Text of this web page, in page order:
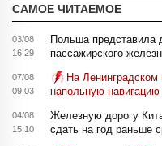
САМОЕ ЧИТАЕМОЕ
03/08
16:29
Польша представила
пассажирского
07/08
09:03
На Ленинградском
напольную навигацию
04/08
15:10
Железную дорогу
сдать на год раньше